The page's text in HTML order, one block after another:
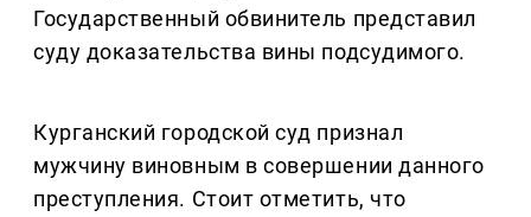
Государственный обвинитель представил
суду доказательства вины подсудимого.
Курганский городской суд признал
мужчину виновным в совершении данного
преступления. Стоит отметить, что